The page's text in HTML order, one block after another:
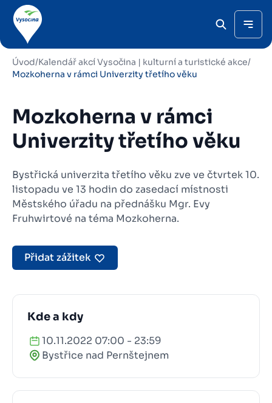
Úvod/Kalendář akcí Vysočina | kulturní a turistické akce/
Mozkoherna v rámci Univerzity třetího věku
Mozkoherna v rámci
Univerzity třetího věku
Bystřická univerzita třetího věku zve ve čtvrtek 10.
listopadu ve 13 hodin do zasedací místnosti
Městského úřadu na přednášku Mgr. Evy
Fruhwirtové na téma Mozkoherna.
Přidat zážitek
Kde a kdy
10.11.2022 07:00 - 23:59
Bystřice nad Pernštejnem